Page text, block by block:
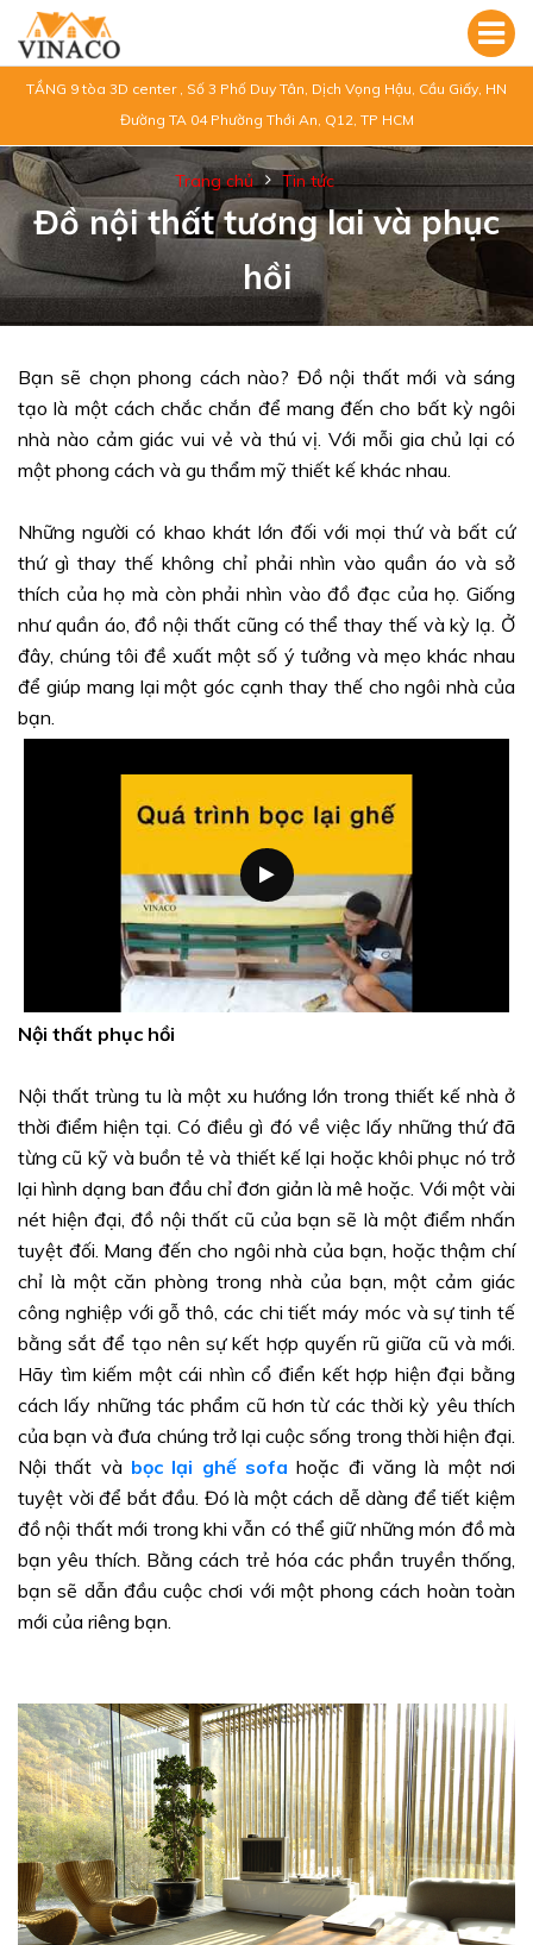
TẦNG 9 tòa 3D center , Số 3 Phố Duy Tân, Dịch Vọng Hậu, Cầu Giấy, HN
Đường TA 04 Phường Thới An, Q12, TP HCM
Trang chủ Tin tức
Đồ nội thất tương lai và phục
hồi
Bạn sẽ chọn phong cách nào? Đồ nội thất mới và sáng
tạo là một cách chắc chắn để mang đến cho bất kỳ ngôi
nhà nào cảm giác vui vẻ và thú vị. Với mỗi gia chủ lại có
một phong cách và gu thẩm mỹ thiết kế khác nhau.
Những người có khao khát lớn đối với mọi thứ và bất cứ
thứ gì thay thế không chỉ phải nhìn vào quần áo và sở
thích của họ mà còn phải nhìn vào đồ đạc của họ. Giống
như quần áo, đồ nội thất cũng có thể thay thế và kỳ lạ. Ở
đây, chúng tôi đề xuất một số ý tưởng và mẹo khác nhau
để giúp mang lại một góc cạnh thay thế cho ngôi nhà của
bạn.
Nội thất phục hồi
Nội thất trùng tu là một xu hướng lớn trong thiết kế nhà ở
thời điểm hiện tại. Có điều gì đó về việc lấy những thứ đã
từng cũ kỹ và buồn tẻ và thiết kế lại hoặc khôi phục nó trở
lại hình dạng ban đầu chỉ đơn giản là mê hoặc. Với một vài
nét hiện đại, đồ nội thất cũ của bạn sẽ là một điểm nhấn
tuyệt đối. Mang đến cho ngôi nhà của bạn, hoặc thậm chí
chỉ là một căn phòng trong nhà của bạn, một cảm giác
công nghiệp với gỗ thô, các chi tiết máy móc và sự tinh tế
bằng sắt để tạo nên sự kết hợp quyến rũ giữa cũ và mới.
Hãy tìm kiếm một cái nhìn cổ điển kết hợp hiện đại bằng
cách lấy những tác phẩm cũ hơn từ các thời kỳ yêu thích
của bạn và đưa chúng trở lại cuộc sống trong thời hiện đại.
Nội thất và bọc lại ghế sofa hoặc đi văng là một nơi
tuyệt vời để bắt đầu. Đó là một cách dễ dàng để tiết kiệm
đồ nội thất mới trong khi vẫn có thể giữ những món đồ mà
bạn yêu thích. Bằng cách trẻ hóa các phần truyền thống,
bạn sẽ dẫn đầu cuộc chơi với một phong cách hoàn toàn
mới của riêng bạn.